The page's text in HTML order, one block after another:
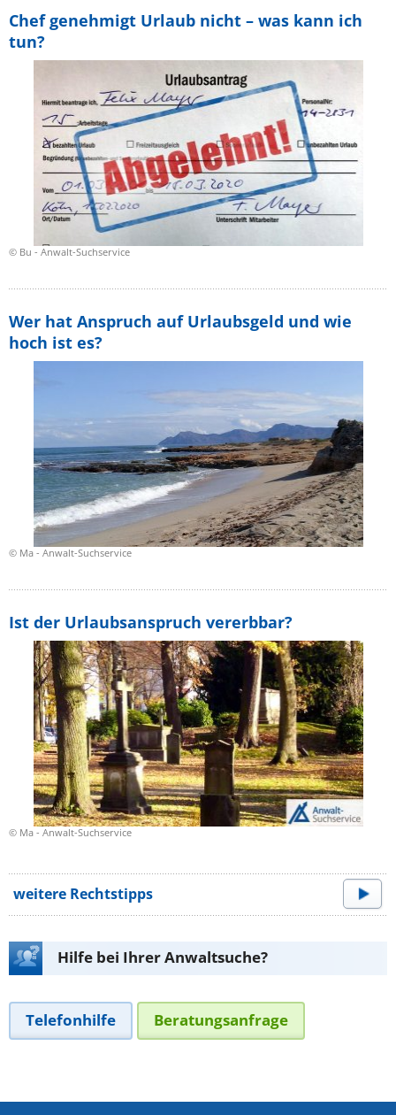
© Bu - Anwalt-Suchservice
Chef genehmigt Urlaub nicht – was kann ich
tun?
© Ma - Anwalt-Suchservice
Wer hat Anspruch auf Urlaubsgeld und wie
hoch ist es?
© Ma - Anwalt-Suchservice
Ist der Urlaubsanspruch vererbbar?
weitere Rechtstipps
Hilfe bei Ihrer Anwaltsuche?
Telefonhilfe Beratungsanfrage